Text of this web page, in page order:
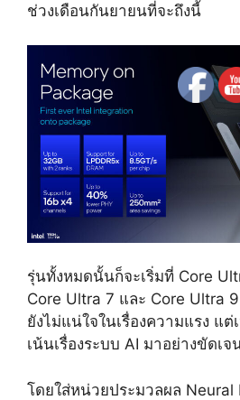
ช่วงเดือนกันยายนที่จะถึงนี้
รุ่นทั้งหมดนั้นก็จะเริ่มที่ Core
Core Ultra 7 และ Core Ultra
ยังไม่แน่ใจในเรื่องความแรง แ
เน้นเรื่องระบบ AI มาอย่างขัดเจ
โดยใส่หน่วยประมวลผล Neural